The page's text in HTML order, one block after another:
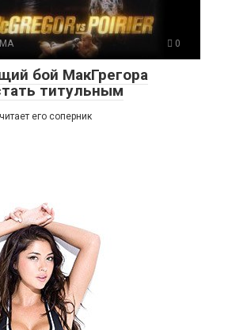
0
бой МакГрегора
титульным
его соперник